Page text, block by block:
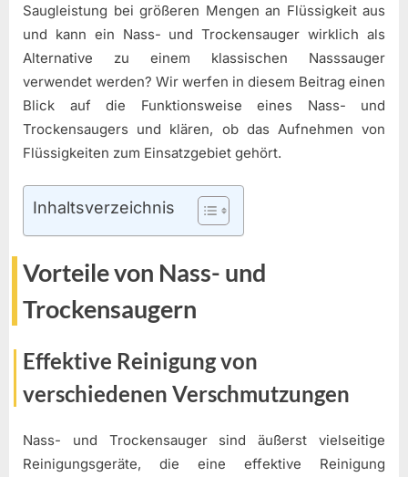
Saugleistung bei größeren Mengen an Flüssigkeit aus
und kann ein Nass- und Trockensauger wirklich als
Alternative zu einem klassischen Nasssauger
verwendet werden? Wir werfen in diesem Beitrag einen
Blick auf die Funktionsweise eines Nass- und
Trockensaugers und klären, ob das Aufnehmen von
Flüssigkeiten zum Einsatzgebiet gehört.
Inhaltsverzeichnis
Vorteile von Nass- und
Trockensaugern
Effektive Reinigung von
verschiedenen Verschmutzungen
Nass- und Trockensauger sind äußerst vielseitige
Reinigungsgeräte, die eine effektive Reinigung